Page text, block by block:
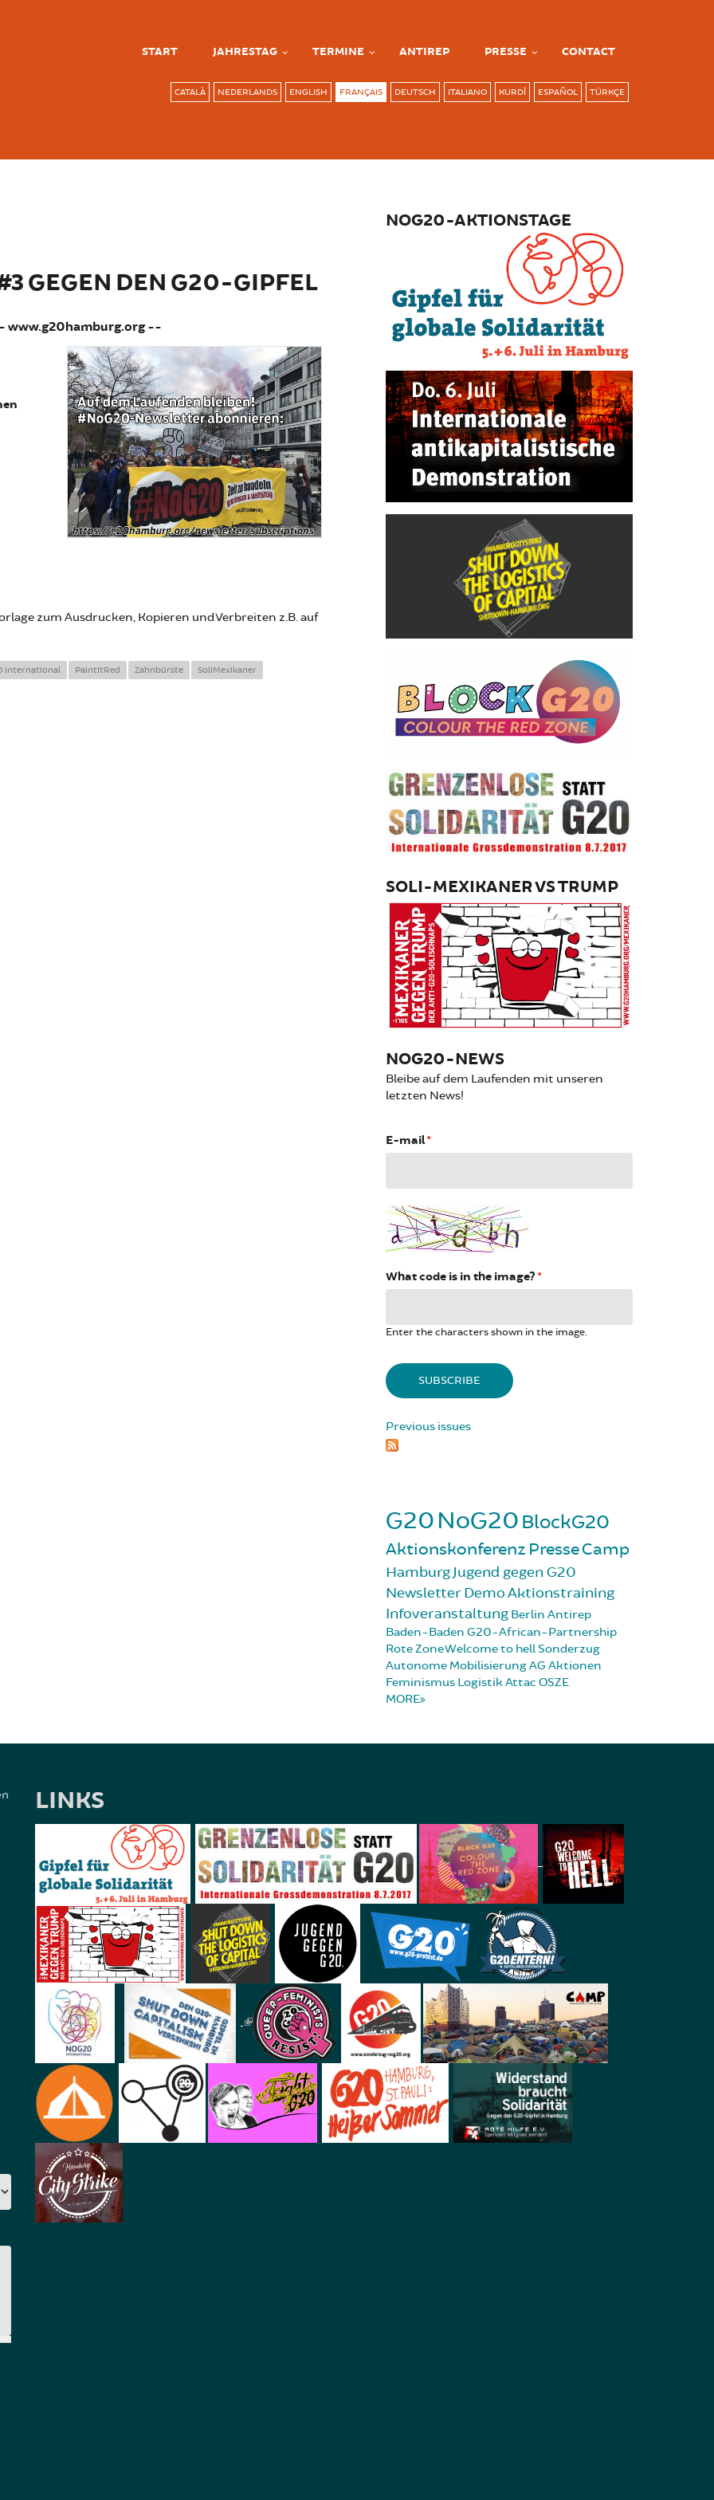
START JAHRESTAG TERMINE ANTIREP PRESSE CONTACT
CATALÀ NEDERLANDS ENGLISH FRANÇAIS DEUTSCH ITALIANO KURDÎ ESPAÑOL TÜRKÇE
GEGEN DEN G20-GIPFEL
www.g20hamburg.org --
zum Ausdrucken, Kopieren und Verbreiten z.B. auf
international PaintitRed Zahnbürste SoliMexikaner
NOG20-AKTIONSTAGE
SOLI-MEXIKANER VS TRUMP
NOG20-NEWS
Bleibe auf dem Laufenden mit unseren
letzten News!
E-mail*
What code is in the image? *
Enter the characters shown in the image.
Previous issues
G20NoG20 BlockG20
Aktionskonferenz PresseCamp
HamburgJugend gegen G20
NewsletterDemoAktionstraining
Infoveranstaltung Berlin Antirep
Baden-Baden G20-African-Partnership
Rote ZoneWelcome to hellSonderzug
Autonome MobilisierungAG Aktionen
Feminismus Logistik Attac OSZE
MORE
LINKS